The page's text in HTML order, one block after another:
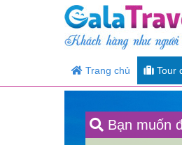
Trang chủ Tour
Bạn muốn